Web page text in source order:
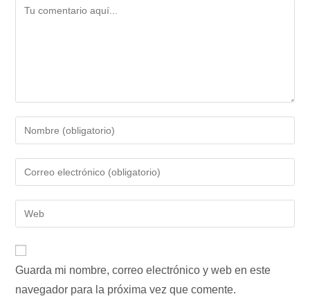
Comentario
tu
nombre
de
usuario
para
tu
dirección
de
para
comentar
la
de
tu
web
Guarda mi nombre, correo electrónico y web en este
navegador para la próxima vez que comente.